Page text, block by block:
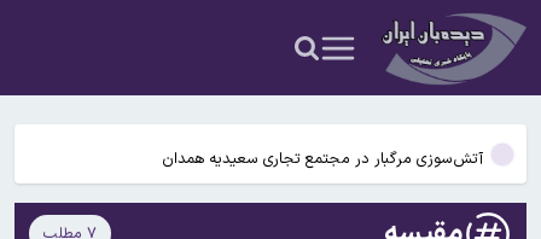
عکس و فیلم
یافته جدید: سرعت گرمایش جهانی در یک دهه گذشته تقریباً دو برابر
شده است
جزئیات جدید افزایش سنوات بازنشستگی/ چه کسانی باید بیشتر کار کنند و
چه افرادی معاف هستند؟
آتش‌سوزی مرگبار در مجتمع تجاری سعیدیه همدان
دانشمندان راز آبشار خونین جنوبگان را کشف کردند
۷ مطلب